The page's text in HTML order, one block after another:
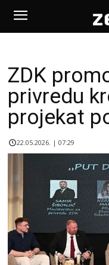
ZDK
privredu
projekat
22.05.2026. | 07:29